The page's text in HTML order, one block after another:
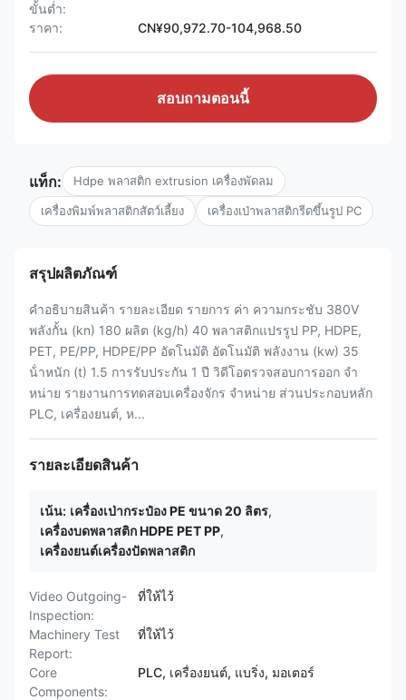
ขั้นต่ำ:
ราคา: CN¥90,972.70-104,968.50
สอบถามตอนนี้
แท็ก: Hdpe พลาสติก extrusion เครื่องพัดลม
เครื่องพิมพ์พลาสติกสัตว์เลี้ยง เครื่องเป่าพลาสติกรีดขึ้นรูป PC
สรุปผลิตภัณฑ์
คําอธิบายสินค้า รายละเอียด รายการ ค่า ความกระชับ 380V
พลังกั้น (kn) 180 ผลิต (kg/h) 40 พลาสติกแปรรูป PP, HDPE,
PET, PE/PP, HDPE/PP อัตโนมัติ อัตโนมัติ พลังงาน (kw) 35
น้ําหนัก (t) 1.5 การรับประกัน 1 ปี วิดีโอตรวจสอบการออก จํา
หน่าย รายงานการทดสอบเครื่องจักร จําหน่าย ส่วนประกอบหลัก
PLC, เครื่องยนต์, ห...
รายละเอียดสินค้า
เน้น: เครื่องเป่ากระป๋อง PE ขนาด 20 ลิตร,
เครื่องบดพลาสติก HDPE PET PP,
เครื่องยนต์เครื่องปัดพลาสติก
Video Outgoing-
Inspection:
ที่ให้ไว้
Machinery Test
Report:
ที่ให้ไว้
Core
Components:
PLC, เครื่องยนต์, แบริ่ง, มอเตอร์